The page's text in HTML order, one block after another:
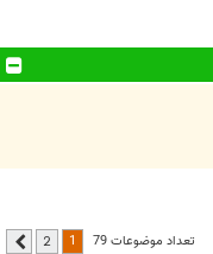
تعداد موضوعات 79 2 بعدی